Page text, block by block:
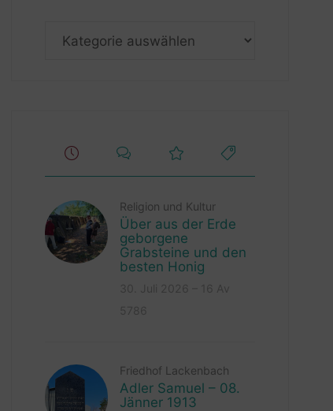
Religion und Kultur
Über aus der Erde
geborgene
Grabsteine und den
besten Honig
Friedhof Lackenbach
Adler Samuel – 08.
Jänner 1913